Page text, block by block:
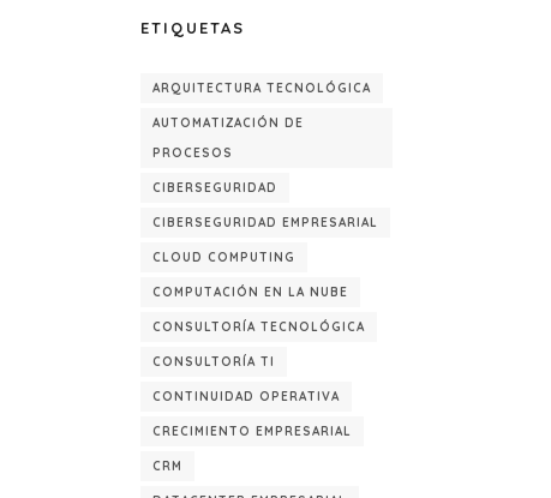
ETIQUETAS
ARQUITECTURA TECNOLÓGICA
AUTOMATIZACIÓN DE
PROCESOS
CIBERSEGURIDAD
CIBERSEGURIDAD EMPRESARIAL
CLOUD COMPUTING
COMPUTACIÓN EN LA NUBE
CONSULTORÍA TECNOLÓGICA
CONSULTORÍA TI
CONTINUIDAD OPERATIVA
CRECIMIENTO EMPRESARIAL
CRM